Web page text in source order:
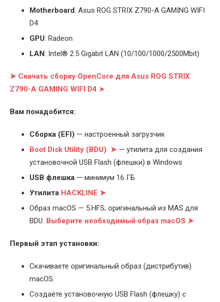
Motherboard: Asus ROG STRIX Z790-A GAMING WIFI
D4
GPU: Radeon
LAN: Intel® 2.5 Gigabit LAN (10/100/1000/2500Mbit)
➤ Скачать сборку OpenCore для Asus ROG STRIX
Z790-A GAMING WIFI D4 ➤
Вам понадобится:
Cборка (EFI) — настроенный загрузчик
Boot Disk Utility (BDU) ➤ — утилита для создания
установочной USB Flash (флешки) в Windows
USB флешка — минимум 16 ГБ
Утилита HACKLINE ➤
Образ macOS — 5.HFS; оригинальный из MAS для
BDU. Выберите необходимый образ macOS ➤
Первый этап установки:
Скачиваете оригинальный образ (дистрибутив)
macOS.
Создаёте установочную USB Flash (флешку) с